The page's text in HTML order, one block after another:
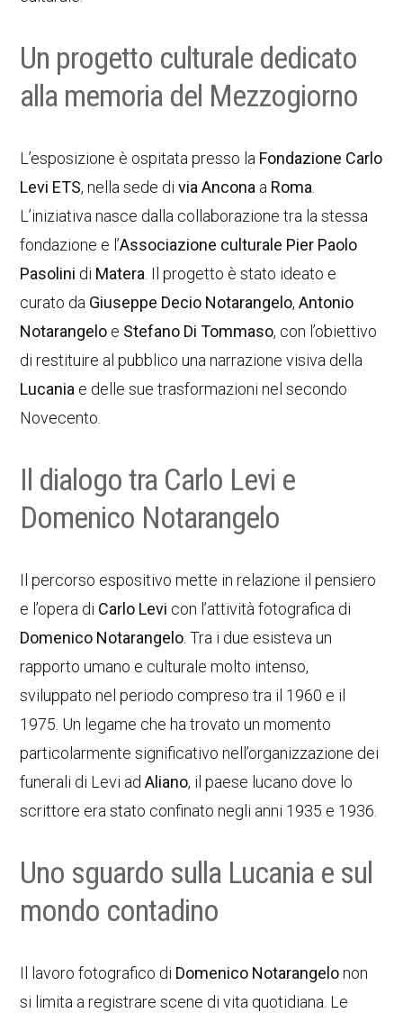
Un progetto culturale dedicato
alla memoria del Mezzogiorno
L’esposizione è ospitata presso la Fondazione Carlo
Levi ETS, nella sede divia Ancona a Roma
L’iniziativa nasce dalla collaborazione tra la stessa
fondazione e l’Associazione culturale Pier Paolo
Pasolini di Matera . Il progetto è stato ideato e
curato da Giuseppe Decio Notarangelo,Antonio
Notarangelo e Stefano Di Tommaso, con l’obiettivo
di restituire al pubblico una narrazione visiva della
Lucania e delle sue trasformazioni nel secondo
Novecento.
Il dialogo tra Carlo Levi e
Domenico Notarangelo
Il percorso espositivo mette in relazione il pensiero
e l’opera di Carlo Levi con l’attività fotografica di
Domenico Notarangelo . Tra i due esisteva un
rapporto umano e culturale molto intenso,
sviluppato nel periodo compreso tra il 1960 e il
1975. Un legame che ha trovato un momento
particolarmente significativo nell’organizzazione dei
funerali di Levi adAliano, il paese lucano dove lo
scrittore era stato confinato negli anni 1935 e 1936.
Uno sguardo sulla Lucania e sul
mondo contadino
Il lavoro fotografico di Domenico Notarangelonon
si limita a registrare scene di vita quotidiana. Le